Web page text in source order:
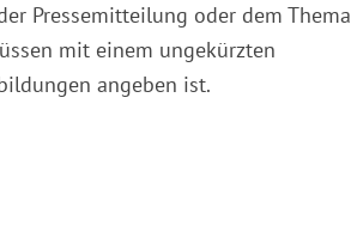
Pressemitteilung oder dem Thema
mit einem ungekürzten
angeben ist.